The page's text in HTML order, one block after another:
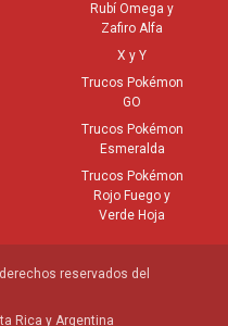
Rubí Omega y
Zafiro Alfa
X y Y
Trucos Pokémon
GO
Trucos Pokémon
Esmeralda
Trucos Pokémon
Rojo Fuego y
Verde Hoja
reservados del
Rica y Argentina